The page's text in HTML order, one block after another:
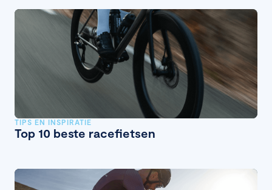
TIPS EN INSPIRATIE
Top 10 beste racefietsen